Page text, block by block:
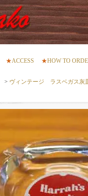
★ACCESS ★HOW TO
> ヴィンテージ ラスベガス灰